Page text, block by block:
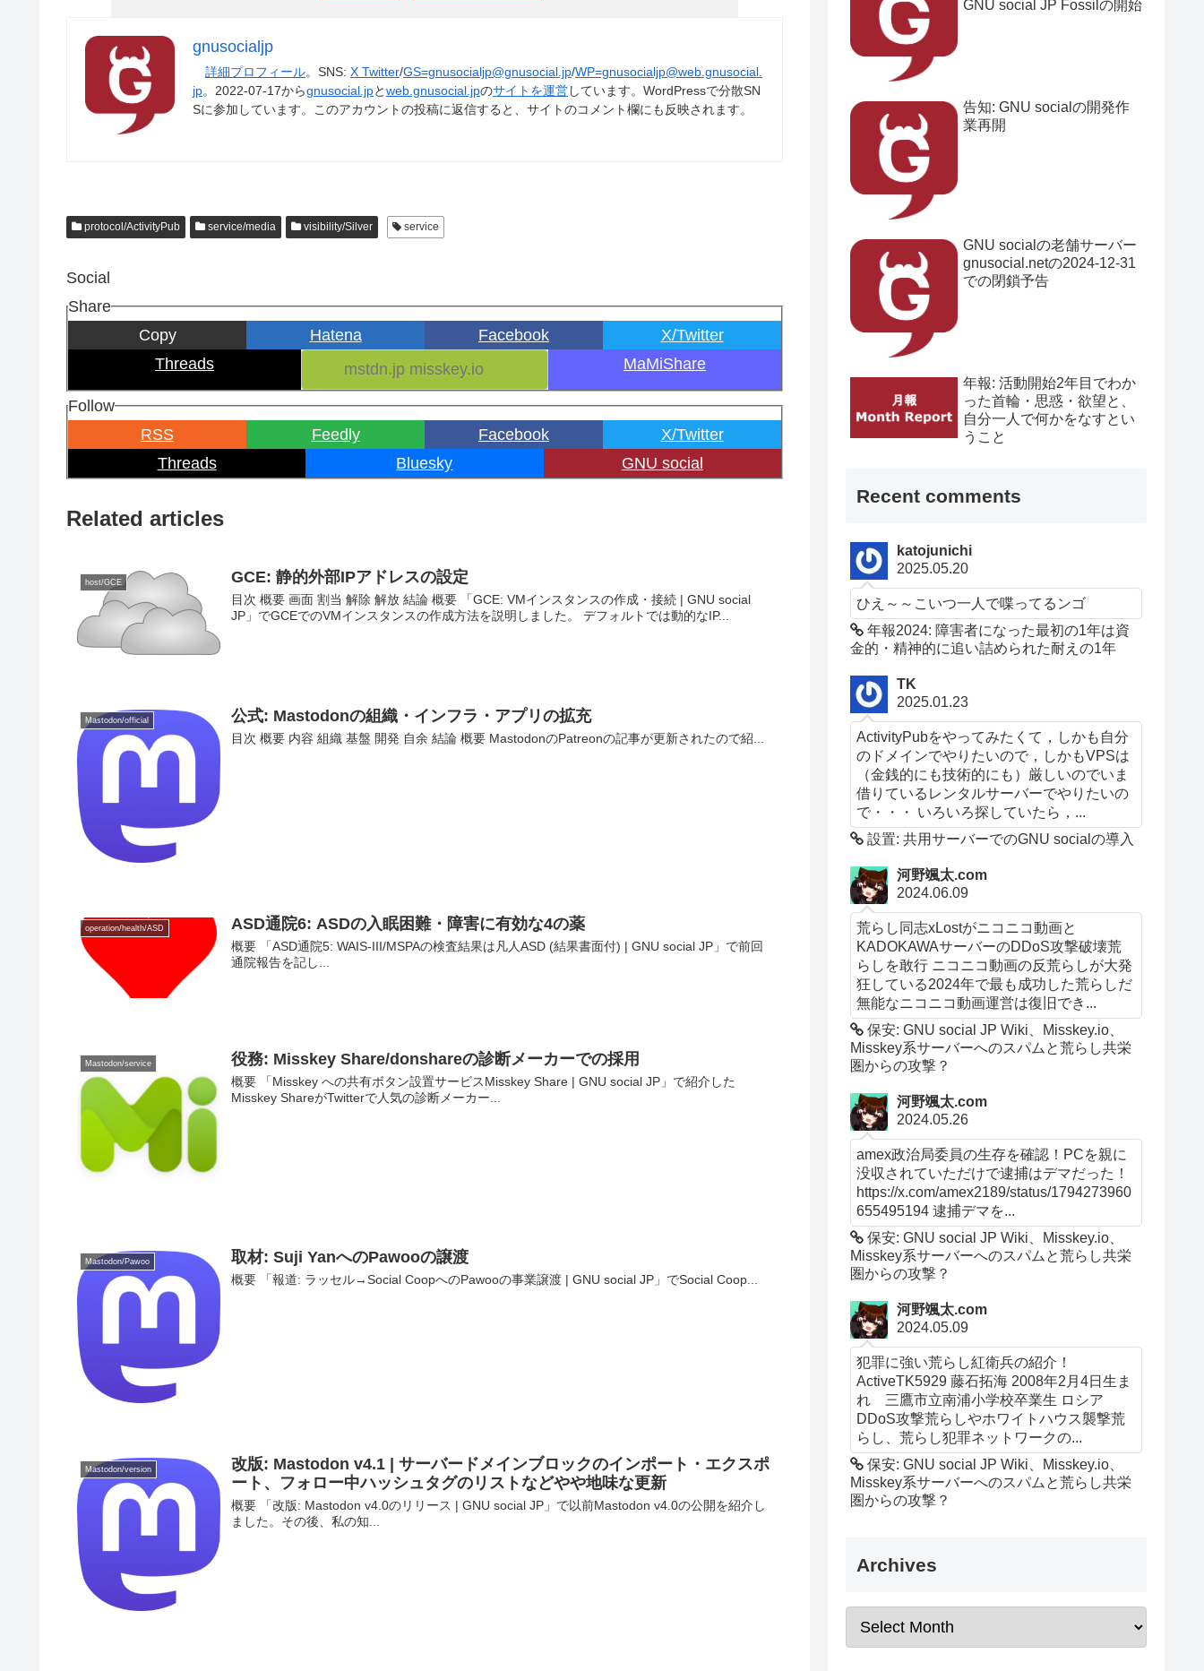
gnusocialjp
詳細プロフィール。SNS: X Twitter/GS=gnusocialjp@gnusocial.jp/WP=gnusocialjp@web.gnusocial.
jp。2022-07-17からgnusocial.jpとweb.gnusocial.jpのサイトを運営しています。WordPressで分散SN
Sに参加しています。このアカウントの投稿に返信すると、サイトのコメント欄にも反映されます。
protocol/ActivityPub service/media visibility/Silver service
Social
Share
Copy
Hatena Facebook
X/Twitter
Threads
MaMiShare
Follow
RSS
Feedly Facebook
X/Twitter
Threads
Bluesky GNU social
Related articles
host/GCE GCE: 静的外部IPアドレスの設定
目次 概要 画面 割当 解除 解放 結論 概要 「GCE: VMインスタンスの作成・接続 | GNU social
JP」でGCEでのVMインスタンスの作成方法を説明しました。 デフォルトでは動的なIP...
Mastodon/official 公式: Mastodonの組織・インフラ・アプリの拡充
目次 概要 内容 組織 基盤 開発 自余 結論 概要 MastodonのPatreonの記事が更新されたので紹...
operation/health/ASD ASD通院6: ASDの入眠困難・障害に有効な4の薬
概要 「ASD通院5: WAIS-III/MSPAの検査結果は凡人ASD (結果書面付) | GNU social JP」で前回
通院報告を記し...
Mastodon/service 役務: Misskey Share/donshareの診断メーカーでの採用
概要 「Misskey への共有ボタン設置サービスMisskey Share | GNU social JP」で紹介した
Misskey ShareがTwitterで人気の診断メーカー...
Mastodon/Pawoo 取材: Suji YanへのPawooの譲渡
概要 「報道: ラッセル→Social CoopへのPawooの事業譲渡 | GNU social JP」でSocial Coop...
Mastodon/version
改版: Mastodon v4.1 | サーバードメインブロックのインポート・エクスポ
ート、フォロー中ハッシュタグのリストなどやや地味な更新
概要 「改版: Mastodon v4.0のリリース | GNU social JP」で以前Mastodon v4.0の公開を紹介し
ました。その後、私の知...
GNU social JP Fossilの開始
告知: GNU socialの開発作
業再開
GNU socialの老舗サーバー
gnusocial.netの2024-12-31
での閉鎖予告
年報: 活動開始2年目でわか
った首輪・思惑・欲望と、
自分一人で何かをなすとい
うこと
Recent comments
katojunichi
2025.05.20
ひえ～～こいつ一人で喋ってるンゴ
年報2024: 障害者になった最初の1年は資
金的・精神的に追い詰められた耐えの1年
TK
2025.01.23
ActivityPubをやってみたくて，しかも自分
のドメインでやりたいので，しかもVPSは
（金銭的にも技術的にも）厳しいのでいま
借りているレンタルサーバーでやりたいの
で・・・ いろいろ探していたら，...
設置: 共用サーバーでのGNU socialの導入
河野颯太.com
2024.06.09
荒らし同志xLostがニコニコ動画と
KADOKAWAサーバーのDDoS攻撃破壊荒
らしを敢行 ニコニコ動画の反荒らしが大発
狂している2024年で最も成功した荒らしだ
無能なニコニコ動画運営は復旧でき...
保安: GNU social JP Wiki、Misskey.io、
Misskey系サーバーへのスパムと荒らし共栄
圏からの攻撃？
河野颯太.com
2024.05.26
amex政治局委員の生存を確認！PCを親に
没収されていただけで逮捕はデマだった！
https://x.com/amex2189/status/1794273960
655495194 逮捕デマを...
保安: GNU social JP Wiki、Misskey.io、
Misskey系サーバーへのスパムと荒らし共栄
圏からの攻撃？
河野颯太.com
2024.05.09
犯罪に強い荒らし紅衛兵の紹介！
ActiveTK5929 藤石拓海 2008年2月4日生ま
れ 三鷹市立南浦小学校卒業生 ロシア
DDoS攻撃荒らしやホワイトハウス襲撃荒
らし、荒らし犯罪ネットワークの...
保安: GNU social JP Wiki、Misskey.io、
Misskey系サーバーへのスパムと荒らし共栄
圏からの攻撃？
Archives